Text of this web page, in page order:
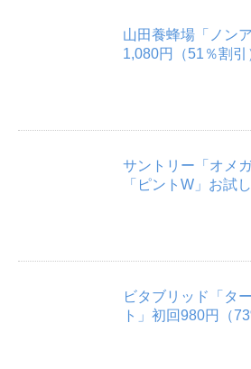
山田養蜂場「ノン
1,080円（51％割引
サントリー「オメ
「ピントW」お試
ビタブリッド「タ
ト」初回980円（